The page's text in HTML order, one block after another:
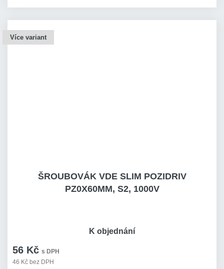
Více variant
ŠROUBOVÁK VDE SLIM POZIDRIV
PZ0X60MM, S2, 1000V
56 Kč s DPH
46 Kč bez DPH
K objednání